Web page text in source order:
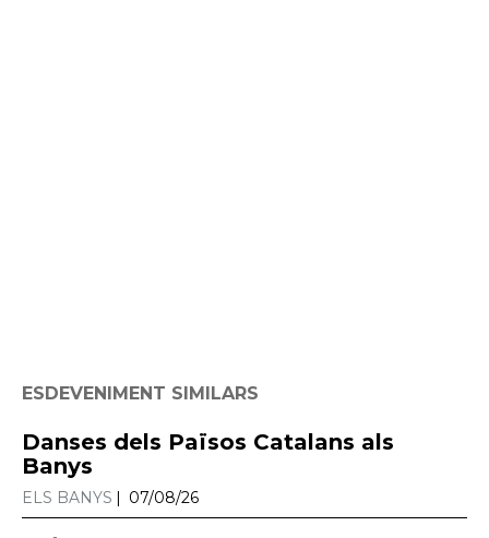
ESDEVENIMENT SIMILARS
Danses dels Països Catalans als
Banys
ELS BANYS 07/08/26